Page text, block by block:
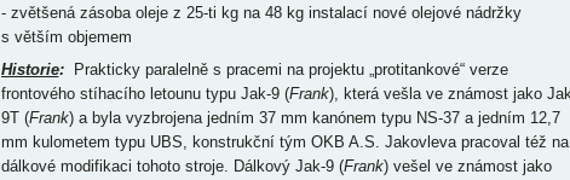
- zvětšená zásoba oleje z 25-ti kg na 48 kg instalací nové olejové nádržky
s větším objemem
Historie:Prakticky paralelně s pracemi na projektu „protitankové“ verze
frontového stíhacího letounu typu Jak-9 (Frank), která vešla ve známost jako
9T (Frank) a byla vyzbrojena jedním 37 mm kanónem typu NS-37 a jedním 12,7
mm kulometem typu UBS, konstrukční tým OKB A.S. Jakovleva pracoval též na
dálkové modifikaci tohoto stroje. Dálkový Jak-9 (Frank) vešel ve známost jako